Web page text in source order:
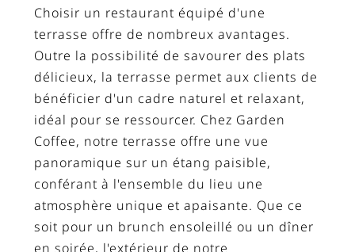
Choisir un restaurant équipé d'une
terrasse offre de nombreux avantages.
Outre la possibilité de savourer des plats
délicieux, la terrasse permet aux clients de
bénéficier d'un cadre naturel et relaxant,
idéal pour se ressourcer. Chez Garden
Coffee, notre terrasse offre une vue
panoramique sur un étang paisible,
conférant à l'ensemble du lieu une
atmosphère unique et apaisante. Que ce
soit pour un brunch ensoleillé ou un dîner
en soirée, l'extérieur de notre